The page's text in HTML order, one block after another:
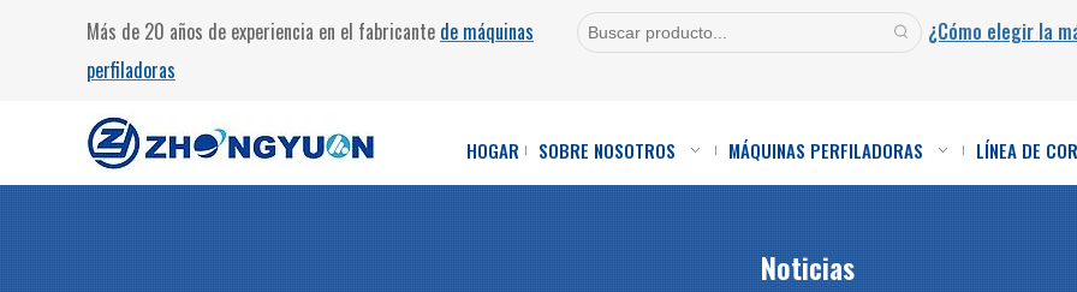
Más de 20 años de experiencia en el fabricante de máquinas
perfiladoras
¿Cómo elegir la
HOGAR SOBRE NOSOTROS MÁQUINAS PERFILADORAS LÍNEA DE
Noticias